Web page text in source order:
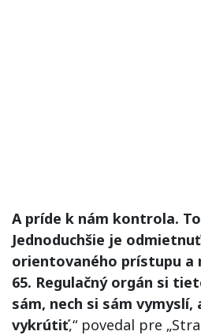
A príde k nám kontrola.
Jednoduchšie je
orientovaného prístupu a
65. Regulačný orgán si
sám, nech si sám
vykrútiť,“ povedal pre